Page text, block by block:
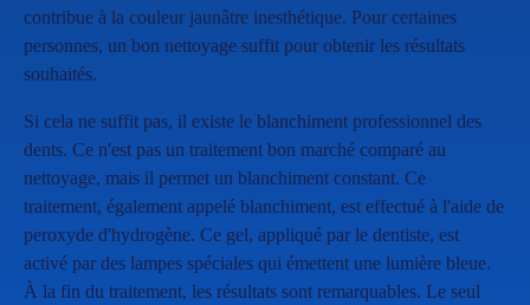
contribue à la couleur jaunâtre inesthétique. Pour certaines
personnes, un bon nettoyage suffit pour obtenir les résultats
souhaités.
Si cela ne suffit pas, il existe le blanchiment professionnel des
dents. Ce n'est pas un traitement bon marché comparé au
nettoyage, mais il permet un blanchiment constant. Ce
traitement, également appelé blanchiment, est effectué à l'aide de
peroxyde d'hydrogène. Ce gel, appliqué par le dentiste, est
activé par des lampes spéciales qui émettent une lumière bleue.
À la fin du traitement, les résultats sont remarquables. Le seul